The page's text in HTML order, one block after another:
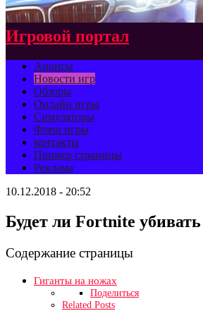
Игровой портал
Анонсы
Новости игр
Обзоры
Онлайн игры
Симуляторы
Флеш игры
контакты
Пример страницы
Реклама
10.12.2018 - 20:52
Будет ли Fortnite
Содержание страницы
Гиганты на ножах
Поделиться
Related Posts